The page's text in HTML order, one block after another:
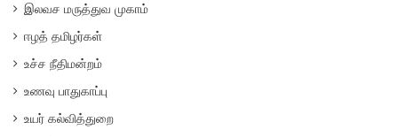
இலவச மருத்துவ முகாம்
ஈழத் தமிழர்கள்
உச்ச நீதிமன்றம்
உணவு பாதுகாப்பு
உயர் கல்வித்துறை